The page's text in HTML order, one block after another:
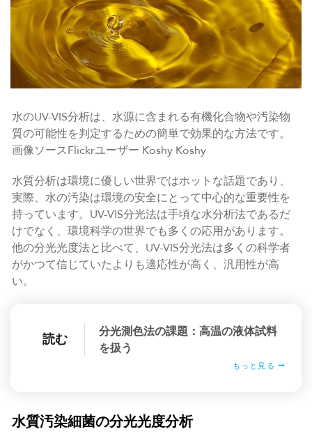
水のUV-VIS分析は、水源に含まれる有機化合物や汚染物
質の可能性を判定するための簡単で効果的な方法です。
画像ソースFlickrユーザー Koshy Koshy
水質分析は環境に優しい世界ではホットな話題であり、
実際、水の汚染は環境の安全にとって中心的な重要性を
持っています。UV-VIS分光法は手頃な水分析法であるだ
けでなく、環境科学の世界でも多くの応用があります。
他の分光光度法と比べて、UV-VIS分光法は多くの科学者
がかつて信じていたよりも適応性が高く、汎用性が高
い。
読む
分光測色法の課題：高温の液体試料
を扱う
もっと見る
水質汚染細菌の分光光度分析